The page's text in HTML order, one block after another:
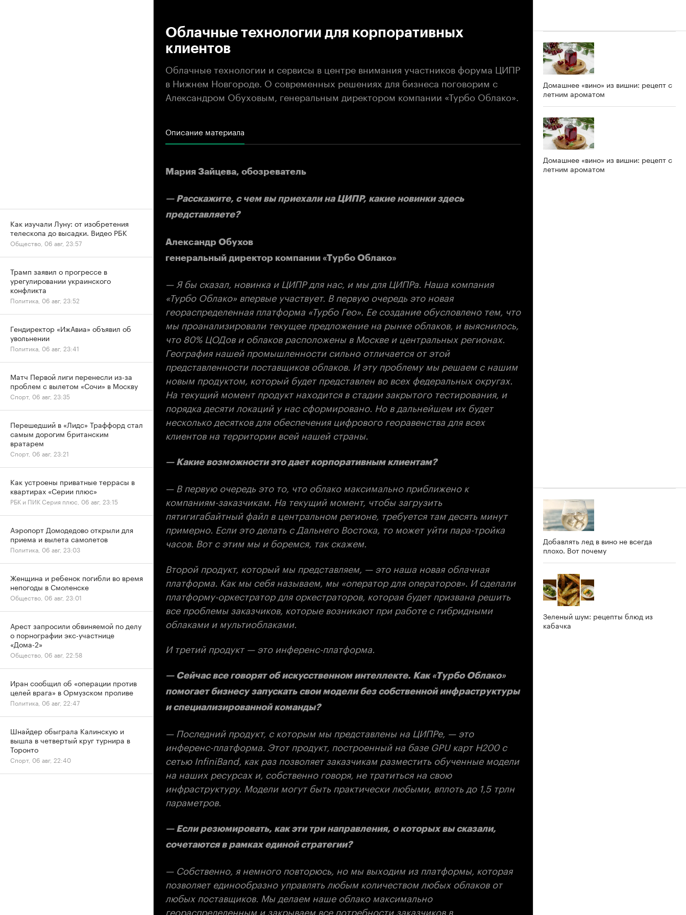
Облачные технологии для корпоративных
клиентов
Облачные технологии и сервисы в центре внимания участников форума ЦИПР
в Нижнем Новгороде. О современных решениях для бизнеса поговорим с
Александром Обуховым, генеральным директором компании «Турбо Облако».
Описание материала
Мария Зайцева, обозреватель
— Расскажите, с чем вы приехали на ЦИПР, какие новинки здесь
представляете?
Александр Обухов
генеральный директор компании «Турбо Облако»
— Я бы сказал, новинка и ЦИПР для нас, и мы для ЦИПРа. Наша компания
«Турбо Облако» впервые участвует. В первую очередь это новая
геораспределенная платформа «Турбо Гео». Ее создание обусловлено тем, что
мы проанализировали текущее предложение на рынке облаков, и выяснилось,
что 80% ЦОДов и облаков расположены в Москве и центральных регионах.
География нашей промышленности сильно отличается от этой
представленности поставщиков облаков. И эту проблему мы решаем с нашим
новым продуктом, который будет представлен во всех федеральных округах.
На текущий момент продукт находится в стадии закрытого тестирования, и
порядка десяти локаций у нас сформировано. Но в дальнейшем их будет
несколько десятков для обеспечения цифрового георавенства для всех
клиентов на территории всей нашей страны.
— Какие возможности это дает корпоративным клиентам?
— В первую очередь это то, что облако максимально приближено к
компаниям-заказчикам. На текущий момент, чтобы загрузить
пятигигабайтный файл в центральном регионе, требуется там десять минут
примерно. Если это делать с Дальнего Востока, то может уйти пара-тройка
часов. Вот с этим мы и боремся, так скажем.
Второй продукт, который мы представляем, — это наша новая облачная
платформа. Как мы себя называем, мы «оператор для операторов». И сделали
платформу-оркестратор для оркестраторов, которая будет призвана решить
все проблемы заказчиков, которые возникают при работе с гибридными
облаками и мультиоблаками.
И третий продукт — это инференс-платформа.
— Сейчас все говорят об искусственном интеллекте. Как «Турбо Облако»
помогает бизнесу запускать свои модели без собственной инфраструктуры
и специализированной команды?
— Последний продукт, с которым мы представлены на ЦИПРе, — это
инференс-платформа. Этот продукт, построенный на базе GPU карт H200 с
сетью InfiniBand, как раз позволяет заказчикам разместить обученные модели
на наших ресурсах и, собственно говоря, не тратиться на свою
инфраструктуру. Модели могут быть практически любыми, вплоть до 1,5 трлн
параметров.
— Если резюмировать, как эти три направления, о которых вы сказали,
сочетаются в рамках единой стратегии?
— Собственно, я немного повторюсь, но мы выходим из платформы, которая
позволяет единообразно управлять любым количеством любых облаков от
любых поставщиков. Мы делаем наше облако максимально
геораспределенным и закрываем все потребности заказчиков в
Домашнее «вино» из вишни: рецепт с
летним ароматом
Домашнее «вино» из вишни: рецепт с
летним ароматом
Добавлять лед в вино не всегда
плохо. Вот почему
Зеленый шум: рецепты блюд из
кабачка
Как изучали Луну: от изобретения
телескопа до высадки. Видео РБК
Общество, 06 авг, 23:57
Трамп заявил о прогрессе в
урегулировании украинского
конфликта
Политика, 06 авг, 23:52
Гендиректор «ИжАвиа» объявил об
увольнении
Политика, 06 авг, 23:41
Матч Первой лиги перенесли из-за
проблем с вылетом «Сочи» в Москву
Спорт, 06 авг, 23:35
Перешедший в «Лидс» Траффорд стал
самым дорогим британским
вратарем
Спорт, 06 авг, 23:21
Как устроены приватные террасы в
квартирах «Серии плюс»
РБК и ПИК Серия плюс, 06 авг, 23:15
Аэропорт Домодедово открыли для
приема и вылета самолетов
Политика, 06 авг, 23:03
Женщина и ребенок погибли во время
непогоды в Смоленске
Общество, 06 авг, 23:01
Арест запросили обвиняемой по делу
о порнографии экс-участнице
«Дома-2»
Общество, 06 авг, 22:58
Иран сообщил об «операции против
целей врага» в Ормузском проливе
Политика, 06 авг, 22:47
Шнайдер обыграла Калинскую и
вышла в четвертый круг турнира в
Торонто
Спорт, 06 авг, 22:40